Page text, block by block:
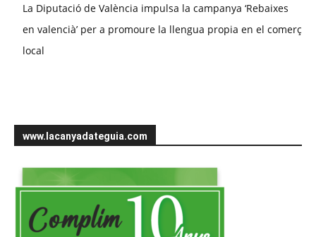
La Diputació de València impulsa la campanya ‘Rebaixes
en valencià’ per a promoure la llengua propia en el comerç
local
www.lacanyadateguia.com